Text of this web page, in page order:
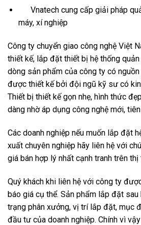
Vnatech cung cấp giải pháp
máy, xí nghiệp
Công ty chuyển giao công nghệ Việt
thiết kế, lắp đặt thiết bị hệ thống
dòng sản phẩm của công ty có
được thiết kế bởi đội ngũ kỹ sư có
Thiết bị thiết kế gọn nhẹ, hình thức
dàng nhờ áp dụng công nghệ mới,
Các doanh nghiệp nếu muốn lắp đặt
xuất chuyên nghiệp hãy liên hệ với
giá bán hợp lý nhất cạnh tranh trên thị
Quý khách khi liên hệ với công ty
báo giá cụ thể. Sản phẩm lắp đặt
trạng phân xưởng, vị trí lắp đặt, mục
đầu tư của doanh nghiệp. Chính vì